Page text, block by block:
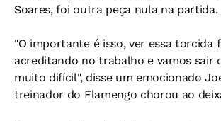
Soares, foi outra peça nula na partida.
"O importante é isso, ver essa torcida
acreditando no trabalho e vamos sair
muito difícil", disse um emocionado
treinador do Flamengo chorou ao